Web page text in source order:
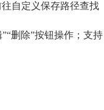
自定义保存路径查找
删除”按钮操作；支持